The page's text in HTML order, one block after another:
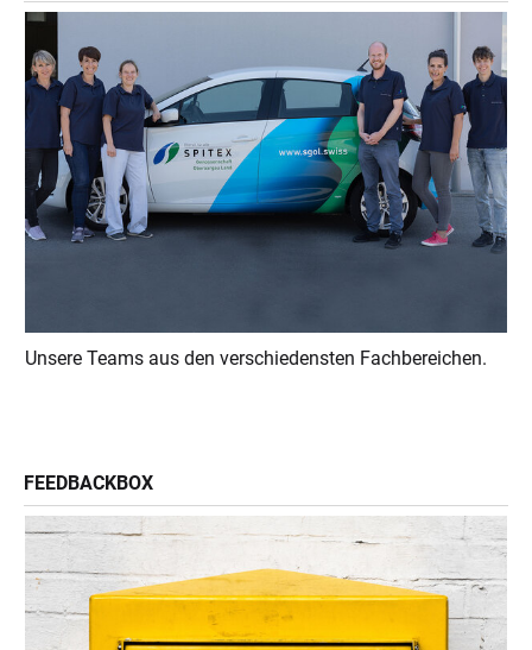
Unsere Teams aus den verschiedensten Fachbereichen.
FEEDBACKBOX